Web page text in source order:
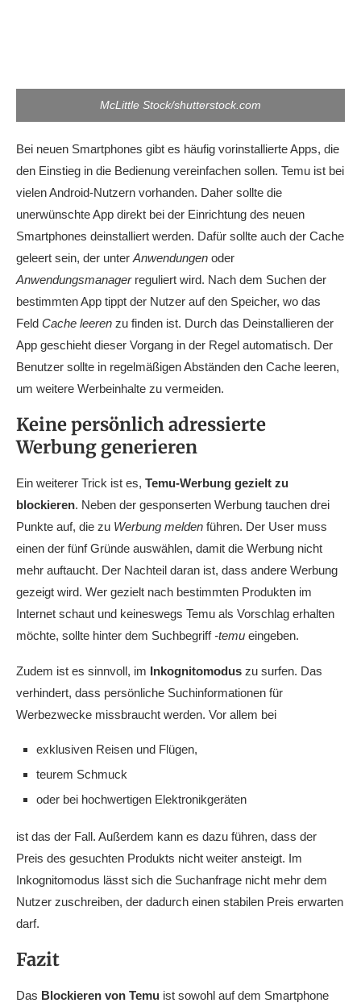
McLittle Stock/shutterstock.com
Bei neuen Smartphones gibt es häufig vorinstallierte Apps, die
den Einstieg in die Bedienung vereinfachen sollen. Temu ist bei
vielen Android-Nutzern vorhanden. Daher sollte die
unerwünschte App direkt bei der Einrichtung des neuen
Smartphones deinstalliert werden. Dafür sollte auch der Cache
geleert sein, der unter Anwendungen oder
Anwendungsmanagerreguliert wird. Nach dem Suchen der
bestimmten App tippt der Nutzer auf den Speicher, wo das
Feld Cache leeren zu finden ist. Durch das Deinstallieren der
App geschieht dieser Vorgang in der Regel automatisch. Der
Benutzer sollte in regelmäßigen Abständen den Cache leeren,
um weitere Werbeinhalte zu vermeiden.
Keine persönlich adressierte
Werbung generieren
Ein weiterer Trick ist es, Temu-Werbung gezielt zu
blockieren. Neben der gesponserten Werbung tauchen drei
Punkte auf, die zu Werbung melden führen. Der User muss
einen der fünf Gründe auswählen, damit die Werbung nicht
mehr auftaucht. Der Nachteil daran ist, dass andere Werbung
gezeigt wird. Wer gezielt nach bestimmten Produkten im
Internet schaut und keineswegs Temu als Vorschlag erhalten
möchte, sollte hinter dem Suchbegriff -temu eingeben.
Zudem ist es sinnvoll, im Inkognitomodus zu surfen. Das
verhindert, dass persönliche Suchinformationen für
Werbezwecke missbraucht werden. Vor allem bei
exklusiven Reisen und Flügen,
teurem Schmuck
oder bei hochwertigen Elektronikgeräten
ist das der Fall. Außerdem kann es dazu führen, dass der
Preis des gesuchten Produkts nicht weiter ansteigt. Im
Inkognitomodus lässt sich die Suchanfrage nicht mehr dem
Nutzer zuschreiben, der dadurch einen stabilen Preis erwarten
darf.
Fazit
Das Blockieren von Temu ist sowohl auf dem Smartphone